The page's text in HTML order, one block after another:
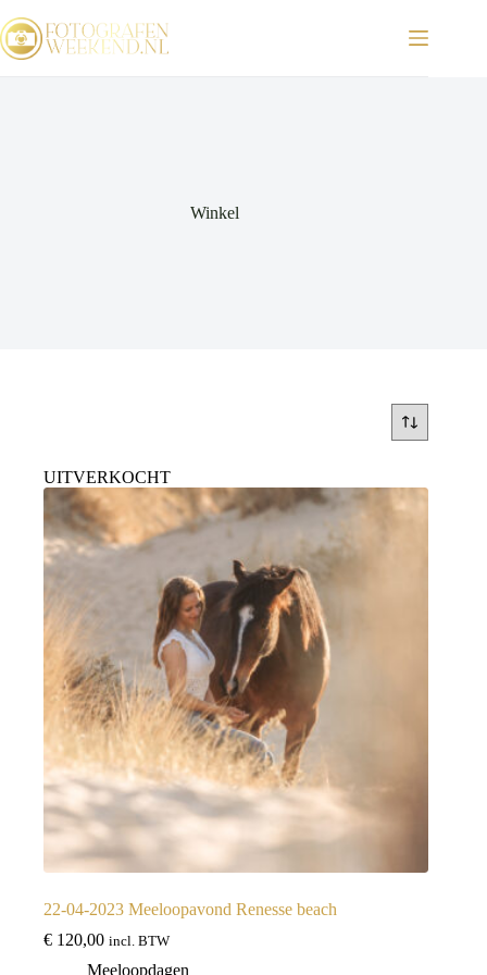
naar
de
Winkel
UITVERKOCHT
22-04-2023 Meeloopavond Renesse beach
€ 120,00 incl. BTW
Meeloopdagen